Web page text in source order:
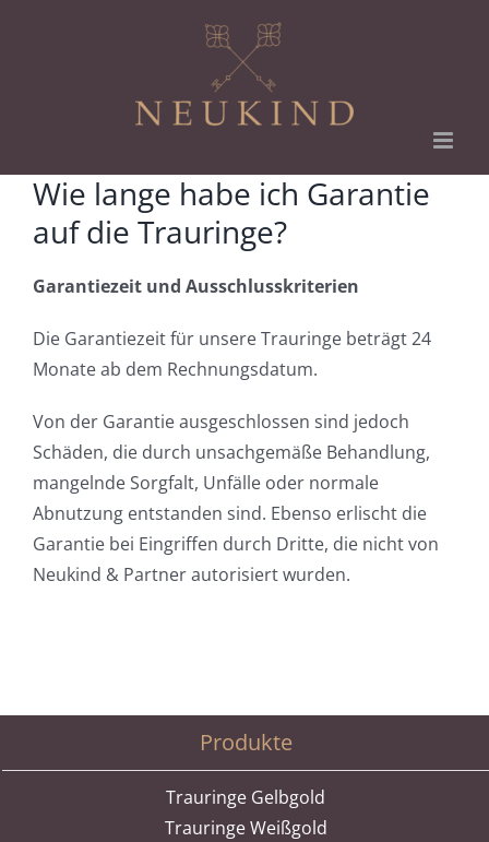
Wie lange habe ich Garantie
auf die Trauringe?
Garantiezeit und Ausschlusskriterien
Die Garantiezeit für unsere Trauringe beträgt 24
Monate ab dem Rechnungsdatum.
Von der Garantie ausgeschlossen sind jedoch
Schäden, die durch unsachgemäße Behandlung,
mangelnde Sorgfalt, Unfälle oder normale
Abnutzung entstanden sind. Ebenso erlischt die
Garantie bei Eingriffen durch Dritte, die nicht von
Neukind & Partner autorisiert wurden.
Produkte
Trauringe Gelbgold
Trauringe Weißgold